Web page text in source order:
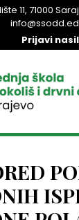
11, 71000
Prijavi